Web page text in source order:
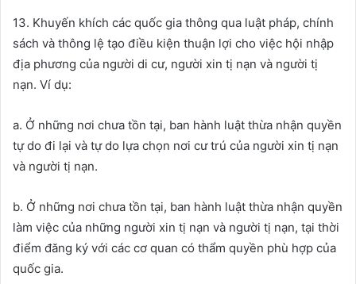
13. Khuyến khích các quốc gia thông qua luật pháp, chính
sách và thông lệ tạo điều kiện thuận lợi cho việc hội nhập
địa phương của người di cư, người xin tị nạn và người tị
nạn. Ví dụ:
a. Ở những nơi chưa tồn tại, ban hành luật thừa nhận quyền
tự do đi lại và tự do lựa chọn nơi cư trú của người xin tị nạn
và người tị nạn.
b. Ở những nơi chưa tồn tại, ban hành luật thừa nhận quyền
làm việc của những người xin tị nạn và người tị nạn, tại thời
điểm đăng ký với các cơ quan có thẩm quyền phù hợp của
quốc gia.